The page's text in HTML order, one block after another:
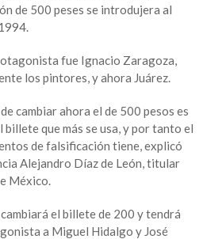
de 500 peses se introdujera al
fue Ignacio Zaragoza,
los pintores, y ahora Juárez.
cambiar ahora el de 500 pesos es
billete que más se usa, y por tanto el
de falsificación tiene, explicó
Alejandro Díaz de León, titular
México.
el billete de 200 y tendrá
a Miguel Hidalgo y José